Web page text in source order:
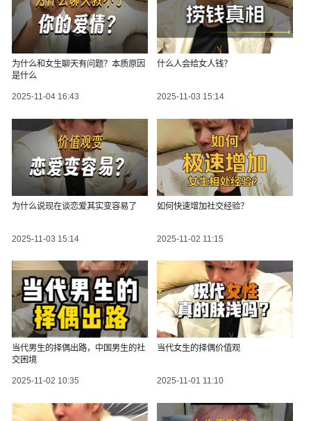
为什么和女生聊天有问题？本质原因
是什么
2025-11-04 16:43
什么人会给女人钱？
2025-11-03 15:14
为什么说现在谈恋爱其实变容易了
2025-11-03 15:14
如何快速增加社交经验？
2025-11-02 11:15
当代男生的择偶出路，中国男生的社
交困境
2025-11-02 10:35
当代女生的择偶价值观
2025-11-01 11:10